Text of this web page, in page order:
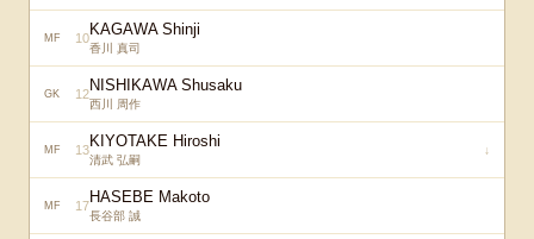
MF 10KAGAWA Shinji
香川 真司
GK 12NISHIKAWA Shusaku
西川 周作
MF 13KIYOTAKE Hiroshi
清武 弘嗣
↓
MF 17HASEBE Makoto
長谷部 誠